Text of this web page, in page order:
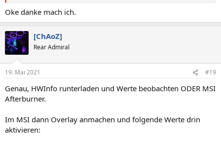
Oke danke mach ich.
[ChAoZ]
Rear Admiral
19. Mai 2021 #19
Genau, HWInfo runterladen und Werte beobachten ODER MSI
Afterburner.
Im MSI dann Overlay anmachen und folgende Werte drin
aktivieren: